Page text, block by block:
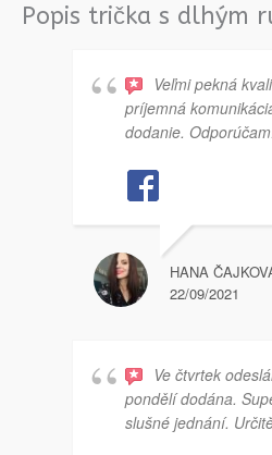
Popis trička s dlhým
Veľmi pekná
príjemná
dodanie.
HANA
22/09/2021
Ve čtvrtek
pondělí dodána.
slušné jednání.